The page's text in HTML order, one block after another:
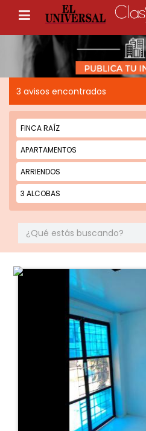
3 avisos encontrados
FINCA RAÍZ
APARTAMENTOS
ARRIENDOS
3 ALCOBAS
Nuevo
3 baños